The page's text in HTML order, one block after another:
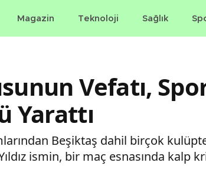
Magazin Teknoloji Sağlık
Vefatı,
Yarattı
Beşiktaş dahil birçok
ismin, bir maç esnasında kalp